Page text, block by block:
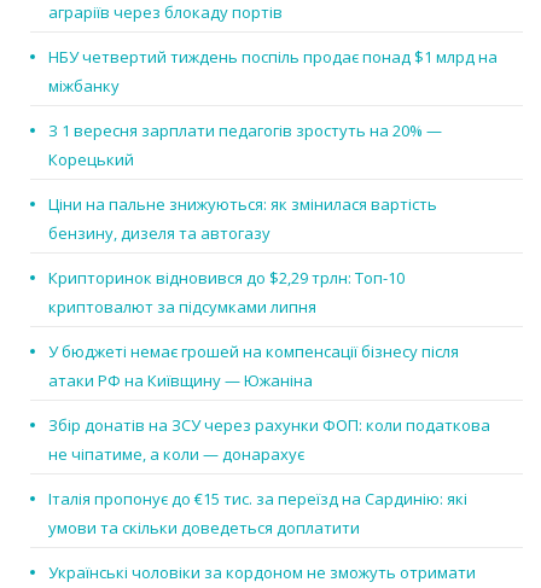
аграріїв через блокаду портів
НБУ четвертий тиждень поспіль продає понад $1 млрд на
міжбанку
З 1 вересня зарплати педагогів зростуть на 20% —
Корецький
Ціни на пальне знижуються: як змінилася вартість
бензину, дизеля та автогазу
Крипторинок відновився до $2,29 трлн: Топ-10
криптовалют за підсумками липня
У бюджеті немає грошей на компенсації бізнесу після
атаки РФ на Київщину — Южаніна
Збір донатів на ЗСУ через рахунки ФОП: коли податкова
не чіпатиме, а коли — донарахує
Італія пропонує до €15 тис. за переїзд на Сардинію: які
умови та скільки доведеться доплатити
Українські чоловіки за кордоном не зможуть отримати